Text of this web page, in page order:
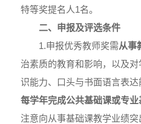
特等奖提名人1名。
二、申报及评选条件
1.申报优秀教师奖需从事
治素质的教育和影响，以及
识能力、口头与书面语言表达
每学年完成公共基础课或专
注意向从事基础课教学业绩突